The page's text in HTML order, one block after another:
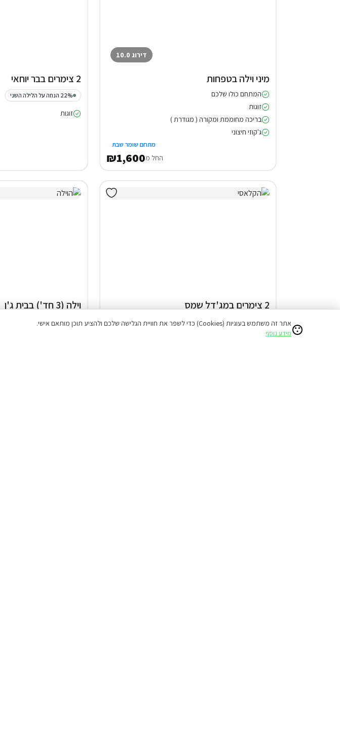
דירוג 10.0
מיני וילה בטפחות
המתחם כולו שלכם
זוגות
בריכה מחוממת ומקורה ( מגודרת )
ג'קוזי חיצוני
מתחם שומר שבת
החל מ₪1,600
2 צימרים בבר יוחאי
22% הנחה על הלילה השני
זוגות
2 צימרים במג'דל שמס
זוגות
וילה (3 חד') בבית ג'ן
המתחם כולו שלכם
אתר זה משתמש בעוגיות (Cookies) כדי לשפר את חוויית הגלישה שלכם ולהציע תוכן מותאם אישי.
מידע נוסף